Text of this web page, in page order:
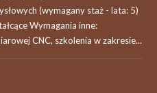
(wymagany staż - lata: 5)
Wymagania inne:
CNC, szkolenia w zakresie...